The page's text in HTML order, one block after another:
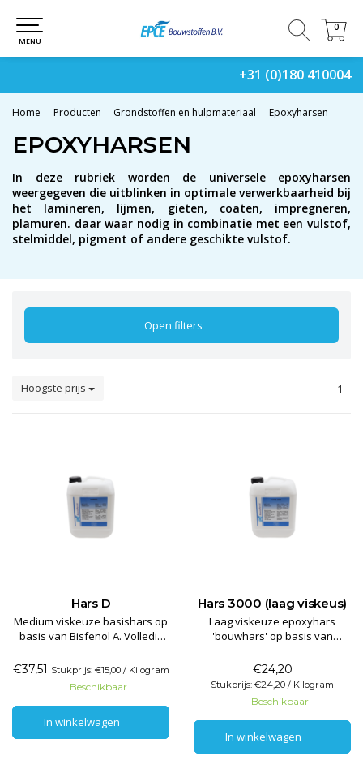
+31 (0)180 410004
0
0
MENU
Home Producten Grondstoffen en hulpmateriaal Epoxyharsen
EPOXYHARSEN
In deze rubriek worden de universele epoxyharsen
weergegeven die uitblinken in optimale verwerkbaarheid bij
het lamineren, lijmen, gieten, coaten, impregneren,
plamuren. daar waar nodig in combinatie met een vulstof,
stelmiddel, pigment of andere geschikte vulstof.
Open filters
Hoogste prijs 1
Hars D
Medium viskeuze basishars op
basis van Bisfenol A. Volledig
uitgangspunt voor
lamineerharsen. Beschikt over
perfecte
benattingseigenschappen en
leidt tot hoge eindsterktes. Wel
dient rekning gehouden te
€37,51 Stukprijs: €15,00 / Kilogram
Beschikbaar
In winkelwagen
In winkelwagen
Hars 3000 (laag viskeus)
Laag viskeuze epoxyhars
'bouwhars' op basis van
combinatie met een
difunctionele verdunner en
basis vloei- en antikrater
additieven. Deze unieke mix
maakt het mogelijk om in
combinatie met de correcte
verharder coating, schraap-
€24,20
Stukprijs: €24,20 / Kilogram
Beschikbaar
In winkelwagen
In winkelwagen